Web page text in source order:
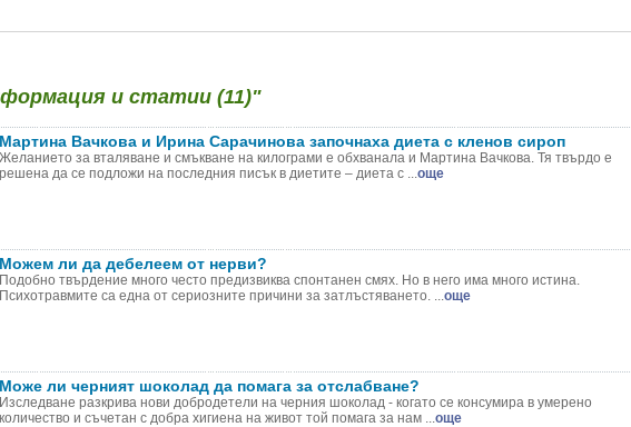
и статии (11)"
Мартина Вачкова и Ирина Сарачинова започнаха диета с кленов сироп
Желанието за вталяване и смъкване на килограми е обхванала и Мартина Вачкова. Тя твърдо е
решена да се подложи на последния писък в диетите – диета с ...още
Можем ли да дебелеем от нерви?
Подобно твърдение много често предизвиква спонтанен смях. Но в него има много истина.
Психотравмите са една от сериозните причини за затлъстяването. ...още
Може ли черният шоколад да помага за отслабване?
Изследване разкрива нови добродетели на черния шоколад - когато се консумира в умерено
количество и съчетан с добра хигиена на живот той помага за нам ...още